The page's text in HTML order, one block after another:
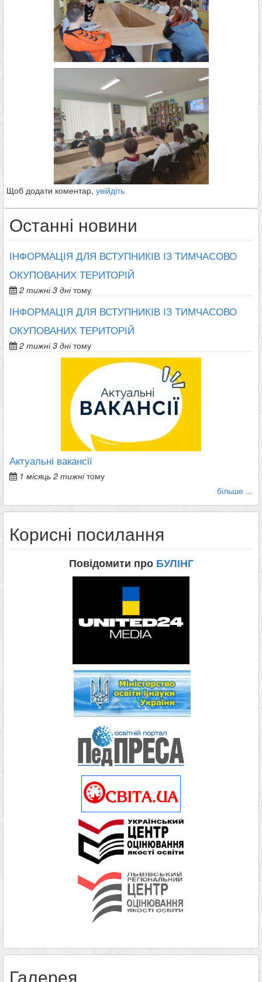
Щоб додати коментар, увійдіть
Останні новини
ІНФОРМАЦІЯ ДЛЯ ВСТУПНИКІВ ІЗ ТИМЧАСОВО
ОКУПОВАНИХ ТЕРИТОРІЙ
2 тижні 3 днітому
ІНФОРМАЦІЯ ДЛЯ ВСТУПНИКІВ ІЗ ТИМЧАСОВО
ОКУПОВАНИХ ТЕРИТОРІЙ
2 тижні 3 днітому
Актуальні вакансії
1 місяць 2 тижнітому
більше ...
Корисні посилання
Повідомити про БУЛІНГ
Галерея